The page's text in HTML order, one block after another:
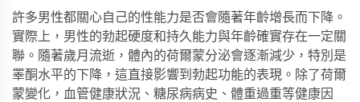
許多男性都關心自己的性能力是否會隨著年齡增長而下降。
實際上，男性的勃起硬度和持久能力與年齡確實存在一定關
聯。隨著歲月流逝，體內的荷爾蒙分泌會逐漸減少，特別是
睪酮水平的下降，這直接影響到勃起功能的表現。除了荷爾
蒙變化，血管健康狀況、糖尿病病史、體重過重等健康因